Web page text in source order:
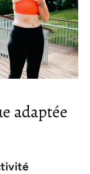
adaptée